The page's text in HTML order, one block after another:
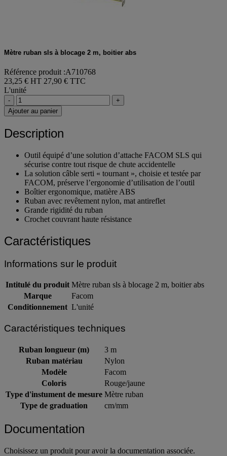
Mètre ruban sls à blocage 2 m, boitier abs
Référence produit :A710768
23,25 € HT 27,90 € TTC
L'unité
-
+
Ajouter au panier
Description
Outil équipé d’une solution d’attache FACOM SLS qui
sécurise contre tout risque de chute accidentelle
La solution câble serti « tournant », choisie et testée par
FACOM, préserve l’ergonomie d’utilisation de l’outil
Boîtier ergonomique, matière ABS
Ruban avec revêtement nylon, mat antireflet
Grande rigidité du ruban
Crochet couvrant haute résistance
Caractéristiques
Informations sur le produit
Intitulé du produit Mètre ruban sls à blocage 2 m, boitier abs
Marque
Facom
Conditionnement L'unité
Caractéristiques techniques
Ruban longueur (m)
3 m
Ruban matériau
Nylon
Modèle
Facom
Coloris
Rouge/jaune
Type d'instument de mesure Mètre ruban
Type de graduation
cm/mm
Documentation
Choisissez un produit pour avoir la documentation associée.